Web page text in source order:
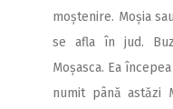
moștenire. Moșia
se afla în jud.
Moșasca. Ea
numit până astăzi